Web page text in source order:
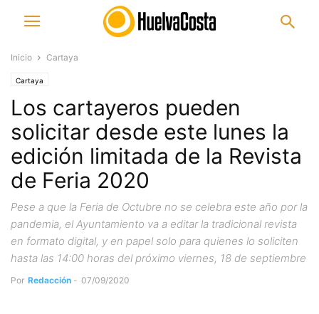
Inicio Cartaya
Cartaya
Los cartayeros pueden
solicitar desde este lunes la
edición limitada de la Revista
de Feria 2020
Pese a que la Feria de Octubre no se celebra este año por la
pandemia, el Ayuntamiento va a editar la tradicional revista
en formato digital, y en papel solo para quienes lo soliciten
hasta las 14:00 horas del próximo viernes, 18 de septiembre
Por Redacción - 07/09/2020